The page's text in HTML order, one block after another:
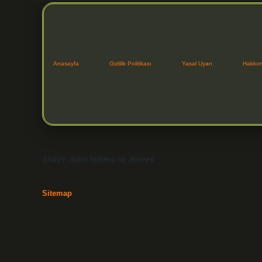
Anasayfa Gizlilik Politikası Yasal Uyarı
Etiket: Aslın hükmü ne demek
Sitemap